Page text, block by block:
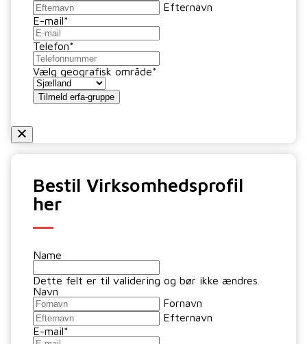
Efternavn
E-mail*
Telefon*
Vælg geografisk område*
Tilmeld erfa-gruppe
Bestil Virksomhedsprofil
her
Name
Dette felt er til validering og bør ikke ændres.
Navn
Fornavn
Efternavn
E-mail*